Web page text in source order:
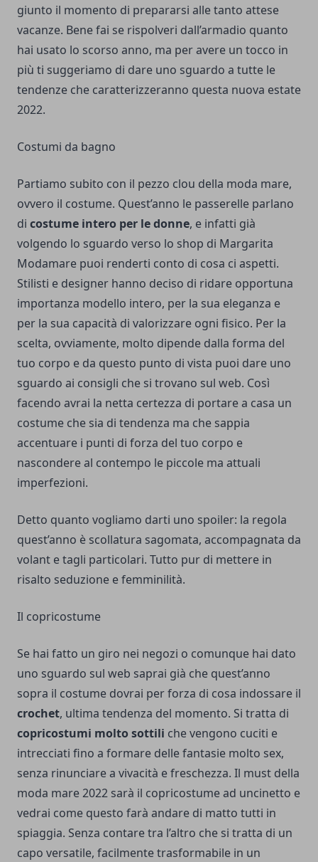
giunto il momento di prepararsi alle tanto attese
vacanze. Bene fai se rispolveri dall’armadio quanto
hai usato lo scorso anno, ma per avere un tocco in
più ti suggeriamo di dare uno sguardo a tutte le
tendenze che caratterizzeranno questa nuova estate
2022.
Costumi da bagno
Partiamo subito con il pezzo clou della moda mare,
ovvero il costume. Quest’anno le passerelle parlano
di costume intero per le donne, e infatti già
volgendo lo sguardo verso lo shop di Margarita
Modamare puoi renderti conto di cosa ci aspetti.
Stilisti e designer hanno deciso di ridare opportuna
importanza modello intero, per la sua eleganza e
per la sua capacità di valorizzare ogni fisico. Per la
scelta, ovviamente, molto dipende dalla forma del
tuo corpo e da questo punto di vista puoi dare uno
sguardo ai consigli che si trovano sul web. Così
facendo avrai la netta certezza di portare a casa un
costume che sia di tendenza ma che sappia
accentuare i punti di forza del tuo corpo e
nascondere al contempo le piccole ma attuali
imperfezioni.
Detto quanto vogliamo darti uno spoiler: la regola
quest’anno è scollatura sagomata, accompagnata da
volant e tagli particolari. Tutto pur di mettere in
risalto seduzione e femminilità.
Il copricostume
Se hai fatto un giro nei negozi o comunque hai dato
uno sguardo sul web saprai già che quest’anno
sopra il costume dovrai per forza di cosa indossare il
crochet, ultima tendenza del momento. Si tratta di
copricostumi molto sottili che vengono cuciti e
intrecciati fino a formare delle fantasie molto sex,
senza rinunciare a vivacità e freschezza. Il must della
moda mare 2022 sarà il copricostume ad uncinetto e
vedrai come questo farà andare di matto tutti in
spiaggia. Senza contare tra l’altro che si tratta di un
capo versatile, facilmente trasformabile in un